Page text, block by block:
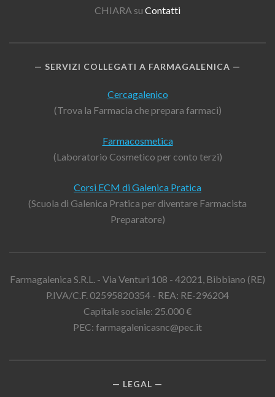
CHIARA su Contatti
SERVIZI COLLEGATI A FARMAGALENICA
Cercagalenico
(Trova la Farmacia che prepara farmaci)
Farmacosmetica
(Laboratorio Cosmetico per conto terzi)
Corsi ECM di Galenica Pratica
(Scuola di Galenica Pratica per diventare Farmacista
Preparatore)
Farmagalenica S.R.L. - Via Venturi 108 - 42021, Bibbiano (RE)
P.IVA/C.F. 02595820354 - REA: RE-296204
Capitale sociale: 25.000 €
PEC: farmagalenicasnc@pec.it
LEGAL